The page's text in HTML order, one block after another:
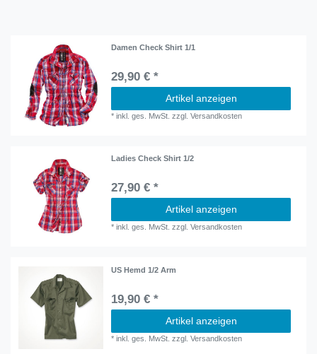
Damen Check Shirt 1/1
29,90 € *
Artikel anzeigen
*inkl. ges. MwSt. zzgl.Versandkosten
Ladies Check Shirt 1/2
27,90 € *
Artikel anzeigen
*inkl. ges. MwSt. zzgl.Versandkosten
US Hemd 1/2 Arm
19,90 € *
Artikel anzeigen
*inkl. ges. MwSt. zzgl.Versandkosten